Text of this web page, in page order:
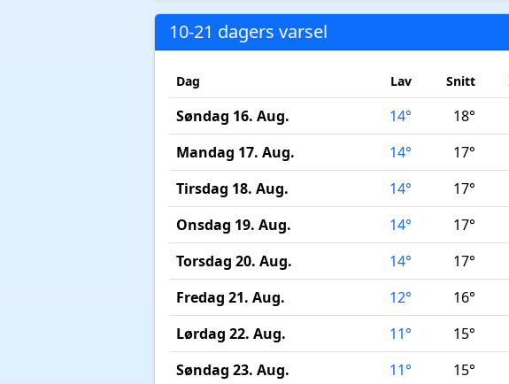
10-21 dagers varsel
Dag Lav Snitt
Søndag 16. Aug. 14° 18°
Mandag 17. Aug.
14° 17°
Tirsdag 18. Aug.
14° 17°
Onsdag 19. Aug.
14° 17°
Torsdag 20. Aug.
14° 17°
Fredag 21. Aug.
12° 16°
Lørdag 22. Aug.
11° 15°
Søndag 23. Aug.
11° 15°